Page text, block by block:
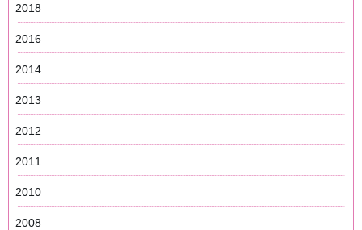
2018
2016
2014
2013
2012
2011
2010
2008